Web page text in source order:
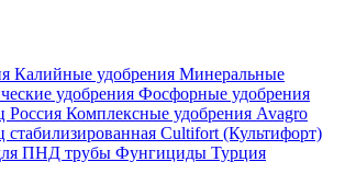
Калийные удобрения Минеральные
удобрения Фосфорные удобрения
Россия Комплексные удобрения Avagro
стабилизированная Cultifort (Культифорт)
ПНД трубы Фунгициды Турция